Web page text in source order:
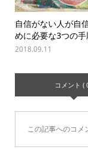
自信がない人が自
めに必要な3つの
2018.09.11
コメント (
この記事へのコメ